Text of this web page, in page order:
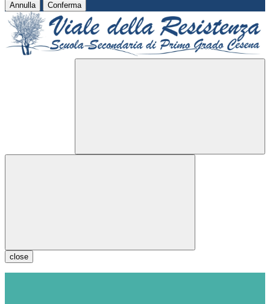
Annulla Conferma
close